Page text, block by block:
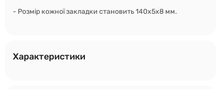
- Розмір кожної закладки становить 140х5х8 мм.
Характеристики